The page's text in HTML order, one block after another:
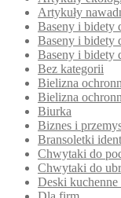
Artykuły
Baseny i bidety
Baseny i bidety
Baseny i bidety
Bez kategorii
Bielizna
Bielizna
Biurka
Biznes i
Bransoletki
Chwytaki do
Chwytaki do
Deski kuchenne